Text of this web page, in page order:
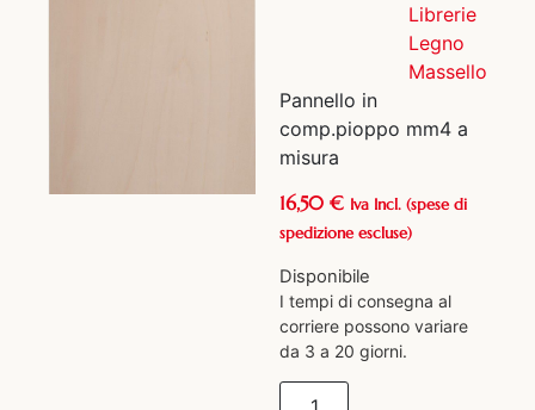
Librerie
Legno
Massello
Pannello in
comp.pioppo mm4 a
misura
16,50 € Iva Incl. (spese di
spedizione escluse)
Disponibile
I tempi di consegna al
corriere possono variare
da 3 a 20 giorni.